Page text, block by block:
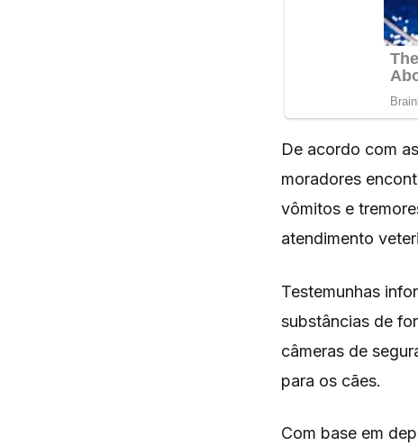
De acordo com
moradores
vômitos e
atendimento
Testemunhas
substâncias de
câmeras de
para os cães.
Com base em